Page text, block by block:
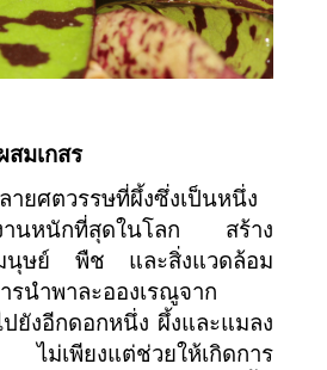
มเกสร
ายศตวรรษที่ผึ้งซึ่งเป็นหนึ่ง
านหนักที่สุดในโลก สร้าง
มนุษย์ พืช และสิ่งแวดล้อม
รนำพาละอองเรณูจาก
ยังอีกดอกหนึ่ง ผึ้งและแมลง
ม่เพียงแต่ช่วยให้เกิดการ